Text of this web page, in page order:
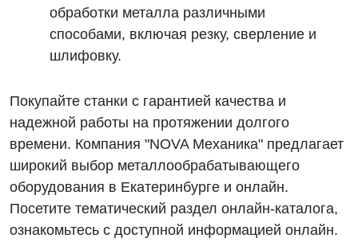
обработки металла различными
способами, включая резку, сверление и
шлифовку.
Покупайте станки с гарантией качества и
надежной работы на протяжении долгого
времени. Компания "NOVA Механика" предлагает
широкий выбор металлообрабатывающего
оборудования в Екатеринбурге и онлайн.
Посетите тематический раздел онлайн-каталога,
ознакомьтесь с доступной информацией онлайн.